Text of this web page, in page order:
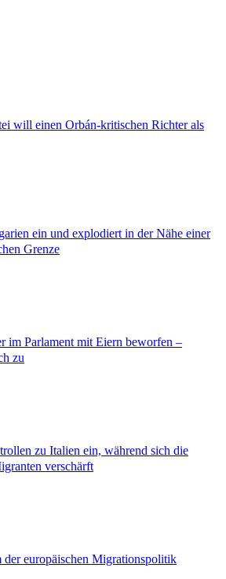
will einen Orbán-kritischen Richter als
ein und explodiert in der Nähe einer
Grenze
im Parlament mit Eiern beworfen –
zu
zu Italien ein, während sich die
verschärft
der europäischen Migrationspolitik